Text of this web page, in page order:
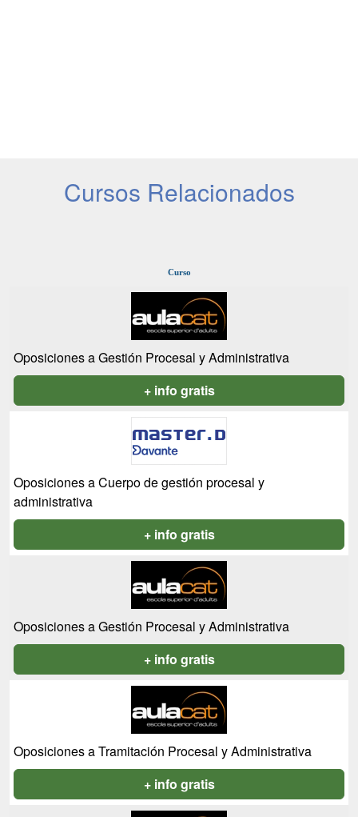
Cursos Relacionados
Curso
Oposiciones a Gestión Procesal y Administrativa
+ info gratis
Oposiciones a Cuerpo de gestión procesal y
administrativa
+ info gratis
Oposiciones a Gestión Procesal y Administrativa
+ info gratis
Oposiciones a Tramitación Procesal y Administrativa
+ info gratis